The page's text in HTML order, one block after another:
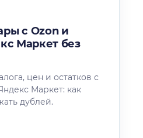
с Ozon и
Маркет без
цен и остатков с
Маркет: как
дублей.